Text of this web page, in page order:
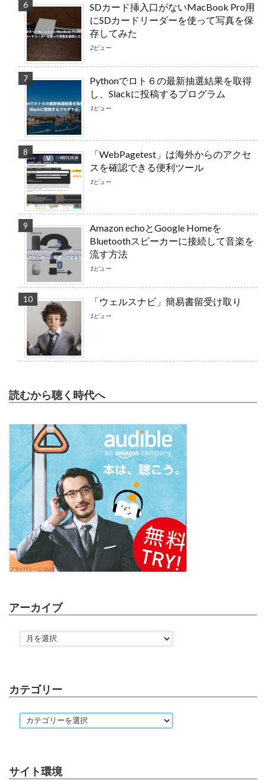
SDカード挿入口がないMacBook Pro用
にSDカードリーダーを使って写真を保
存してみた
2ビュー
Pythonでロト６の最新抽選結果を取得
し、Slackに投稿するプログラム
1ビュー
「WebPagetest」は海外からのアクセ
スを確認できる便利ツール
1ビュー
Amazon echoとGoogle Homeを
Bluetoothスピーカーに接続して音楽を
流す方法
1ビュー
「ウェルスナビ」簡易書留受け取り
1ビュー
読むから聴く時代へ
アーカイブ
カテゴリー
サイト環境